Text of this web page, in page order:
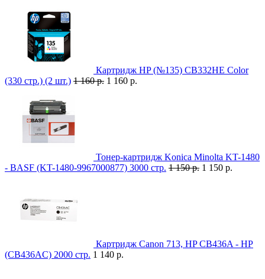
Картридж HP (№135) CB332HE Color
(330 стр.) (2 шт.) 1 160 р. 1 160 р.
Тонер-картридж Konica Minolta KT-1480
- BASF (KT-1480-9967000877) 3000 стр. 1 150 р. 1 150 р.
Картридж Canon 713, HP CB436A - HP
(CB436AC) 2000 стр. 1 140 р.